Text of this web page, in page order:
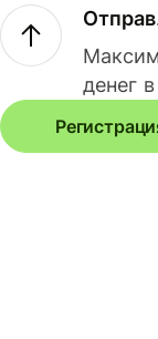
денег